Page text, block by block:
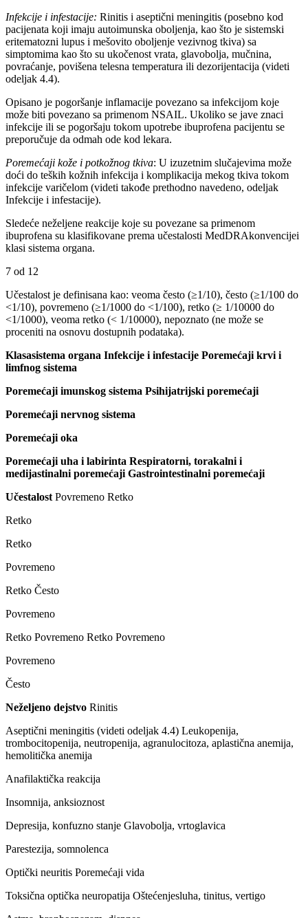
Infekcije i infestacije: Rinitis i aseptični meningitis (posebno kod
pacijenata koji imaju autoimunska oboljenja, kao što je sistemski
eritematozni lupus i mešovito oboljenje vezivnog tkiva) sa
simptomima kao što su ukočenost vrata, glavobolja, mučnina,
povraćanje, povišena telesna temperatura ili dezorijentacija (videti
odeljak 4.4).
Opisano je pogoršanje inflamacije povezano sa infekcijom koje
može biti povezano sa primenom NSAIL. Ukoliko se jave znaci
infekcije ili se pogoršaju tokom upotrebe ibuprofena pacijentu se
preporučuje da odmah ode kod lekara.
Poremećaji kože i potkožnog tkiva: U izuzetnim slučajevima može
doći do teških kožnih infekcija i komplikacija mekog tkiva tokom
infekcije varičelom (videti takođe prethodno navedeno, odeljak
Infekcije i infestacije).
Sledeće neželjene reakcije koje su povezane sa primenom
ibuprofena su klasifikovane prema učestalosti MedDRAkonvencijei
klasi sistema organa.
7 od 12
Učestalost je definisana kao: veoma često (≥1/10), često (≥1/100 do
<1/10), povremeno (≥1/1000 do <1/100), retko (≥ 1/10000 do
<1/1000), veoma retko (< 1/10000), nepoznato (ne može se
proceniti na osnovu dostupnih podataka).
Klasasistema organa Infekcije i infestacije Poremećaji krvi i
limfnog sistema
Poremećaji imunskog sistema Psihijatrijski poremećaji
Poremećaji nervnog sistema
Poremećaji oka
Poremećaji uha i labirinta Respiratorni, torakalni i
medijastinalni poremećaji Gastrointestinalni poremećaji
Učestalost Povremeno Retko
Retko
Retko
Povremeno
Retko Često
Povremeno
Retko Povremeno Retko Povremeno
Povremeno
Često
Neželjeno dejstvo Rinitis
Aseptični meningitis (videti odeljak 4.4) Leukopenija,
trombocitopenija, neutropenija, agranulocitoza, aplastična anemija,
hemolitička anemija
Anafilaktička reakcija
Insomnija, anksioznost
Depresija, konfuzno stanje Glavobolja, vrtoglavica
Parestezija, somnolenca
Optički neuritis Poremećaji vida
Toksična optička neuropatija Oštećenjesluha, tinitus, vertigo